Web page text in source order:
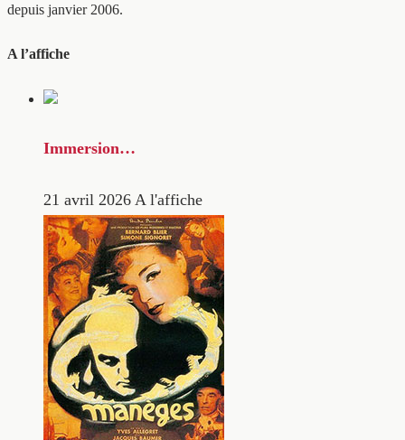
depuis janvier 2006.
A l’affiche
Immersion…
21 avril 2026 A l'affiche